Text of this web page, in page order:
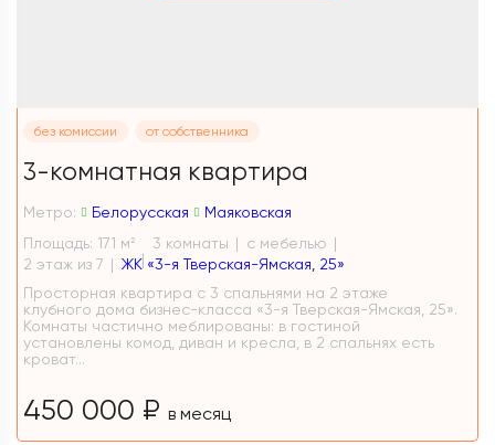
без комиссии от собственника
3-комнатная квартира
Метро: Белорусская
Маяковская
Площадь: 171 м 2 3 комнаты
с мебелью
2 этаж из 7
ЖК «3-я Тверская-Ямская, 25»
Просторная квартира с 3 спальнями на 2 этаже
клубного дома бизнес-класса «3-я Тверская-Ямская, 25».
Комнаты частично меблированы: в гостиной
установлены комод, диван и кресла, в 2 спальнях есть
кроват...
450 000 ₽ в месяц